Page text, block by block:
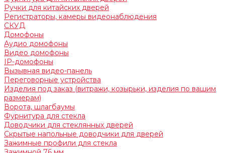
Ручки для китайских дверей
Регистраторы, камеры видеонаблюдения
СКУД
Домофоны
Аудио домофоны
Видео домофоны
IP-домофоны
Вызывная видео-панель
Переговорные устройства
Изделия под заказ (витражи, козырьки, изделия по вашим
размерам)
Ворота, шлагбаумы
Фурнитура для стекла
Доводчики для стеклянных дверей
Скрытые напольные доводчики для дверей
Зажимные профили для стекла